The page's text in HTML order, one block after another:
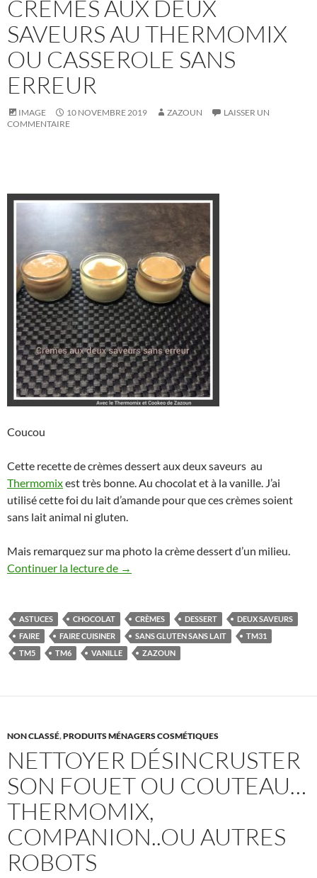
CRÈMES AUX DEUX
SAVEURS AU THERMOMIX
OU CASSEROLE SANS
ERREUR
IMAGE 10 NOVEMBRE 2019 ZAZOUN
LAISSER UN
COMMENTAIRE
Coucou
Cette recette de crèmes dessert aux deux saveurs au
Thermomixest très bonne. Au chocolat et à la vanille. J’ai
utilisé cette foi du lait d’amande pour que ces crèmes soient
sans lait animal ni gluten.
Mais remarquez sur ma photo la crème dessert d’un milieu.
Continuer la lecture de Crèmes aux deux saveurs au
→
ASTUCES CHOCOLAT CRÈMES DESSERT
DEUX SAVEURS
FAIRE
FAIRE CUISINER SANS GLUTEN SANS LAIT
TM31
TM5
TM6 VANILLE ZAZOUN
NON CLASSÉ,PRODUITS MÉNAGERS COSMÉTIQUES
NETTOYER DÉSINCRUSTER
SON FOUET OU COUTEAU…
THERMOMIX,
COMPANION..OU AUTRES
ROBOTS